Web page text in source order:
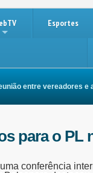
Esportes
entre vereadores e a
para o PL
conferência